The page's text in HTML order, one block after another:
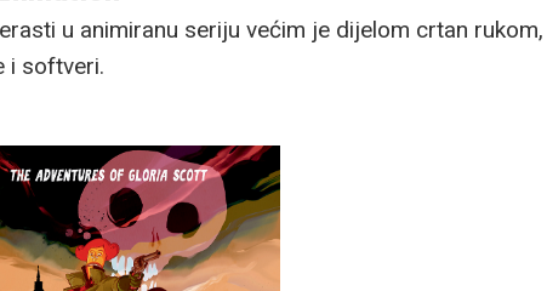
u animiranu seriju većim je dijelom crtan rukom,
i softveri.